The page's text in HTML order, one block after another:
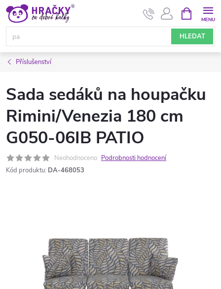
Přejít
obsah
HLEDAT
NÁKUPNÍ
KOŠÍK
Příslušenství
Sada sedáků na houpačku
Rimini/Venezia 180 cm
G050-06IB PATIO
Neohodnoceno Podrobnosti hodnocení
Kód produktu: DA-468053